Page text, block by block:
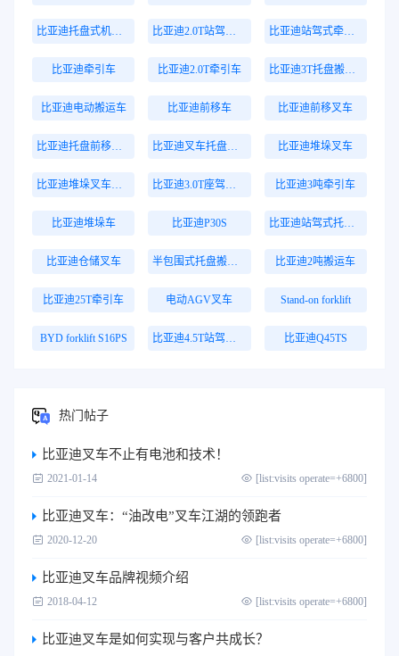
比亚迪托盘式机器人 比亚迪2.0T站驾式牵引车 比亚迪站驾式牵引车
比亚迪牵引车 比亚迪2.0T牵引车 比亚迪3T托盘搬运车
比亚迪电动搬运车 比亚迪前移车 比亚迪前移叉车
比亚迪托盘前移叉车 比亚迪叉车托盘搬运车 比亚迪堆垛叉车
比亚迪堆垛叉车价格 比亚迪3.0T座驾式牵引车 比亚迪3吨牵引车
比亚迪堆垛车 比亚迪P30S 比亚迪站驾式托盘搬运车
比亚迪仓储叉车 半包围式托盘搬运车 比亚迪2吨搬运车
比亚迪25T牵引车 电动AGV叉车 Stand-on forklift
BYD forklift S16PS 比亚迪4.5T站驾式牵引车 比亚迪Q45TS
热门帖子
比亚迪叉车不止有电池和技术！
2021-01-14 [list:visits operate=+6800]
比亚迪叉车：“油改电”叉车江湖的领跑者
2020-12-20 [list:visits operate=+6800]
比亚迪叉车品牌视频介绍
2018-04-12 [list:visits operate=+6800]
比亚迪叉车是如何实现与客户共成长？